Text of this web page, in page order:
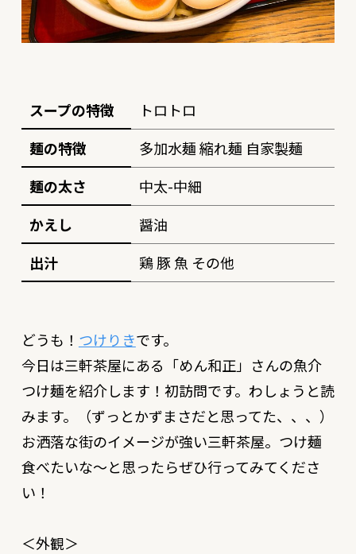
スープの特徴
トロトロ
麺の特徴
多加水麺 縮れ麺 自家製麺
麺の太さ
中太-中細
かえし
醤油
出汁
鶏 豚 魚 その他
どうも！ つけりきです。
今日は三軒茶屋にある「めん和正」さんの魚介
つけ麺を紹介します！初訪問です。わしょうと読
みます。（ずっとかずまさだと思ってた、、、）
お洒落な街のイメージが強い三軒茶屋。つけ麺
食べたいな〜と思ったらぜひ行ってみてくださ
い！
＜外観＞